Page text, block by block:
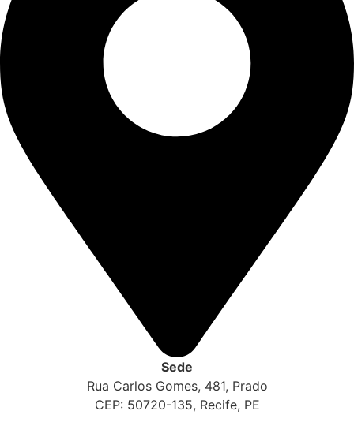
Sede
Rua Carlos Gomes, 481, Prado
CEP: 50720-135, Recife, PE